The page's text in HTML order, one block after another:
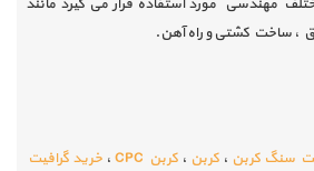
، ساخت کشتی و راه آهن.
سنگ کربن ، کربن ، کربن CPC ، خرید گرافیت